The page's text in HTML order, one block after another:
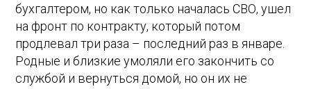
бухгалтером, но как только началась СВО, ушел
на фронт по контракту, который потом
продлевал три раза – последний раз в январе.
Родные и близкие умоляли его закончить со
службой и вернуться домой, но он их не